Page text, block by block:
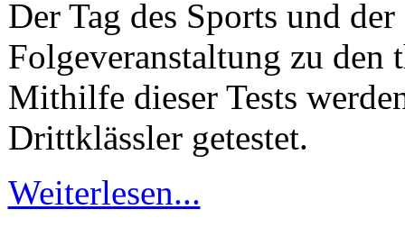
Der Tag des Sports und
Folgeveranstaltung zu
Mithilfe dieser Tests
Drittklässler getestet.
Weiterlesen...